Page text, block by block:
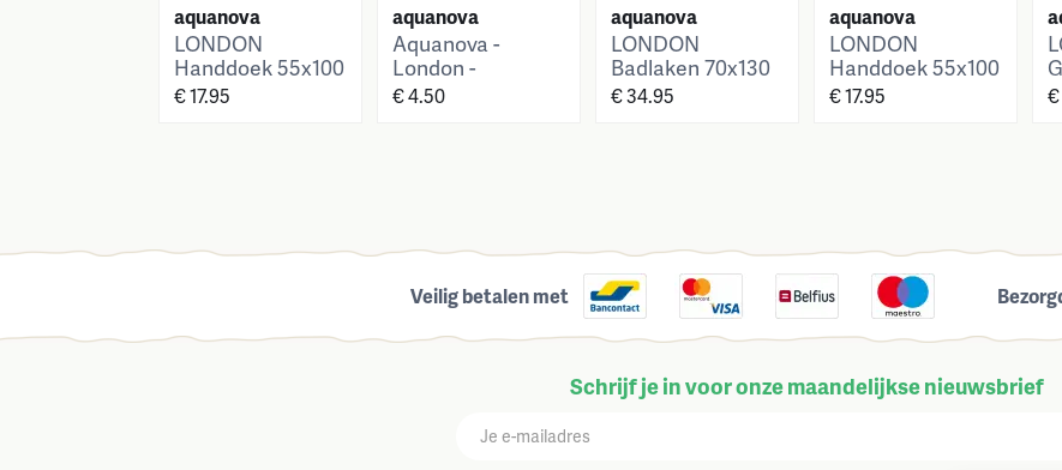
aquanova
LONDON
Handdoek 55x100
cm
€ 17.95
aquanova
Aquanova -
London -
Washandje -
€ 4.50
aquanova
LONDON
Badlaken 70x130
cm
€ 34.95
aquanova
LONDON
Handdoek 55x100
cm
€ 17.95
Veilig betalen met
Schrijf je in voor onze maandelijkse nieuwsbrief